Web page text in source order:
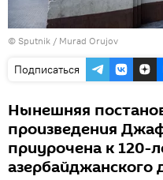
© Sputnik / Murad Orujov
Подписаться
Нынешняя
произведения
приурочена к 120-
азербайджанского